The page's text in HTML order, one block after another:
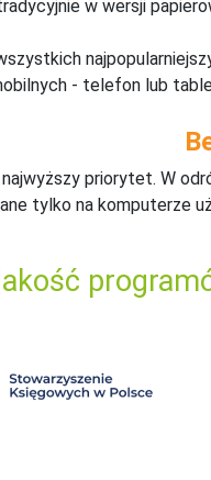
w wersji
- telefon lub
priorytet. W
tylko na komputerze